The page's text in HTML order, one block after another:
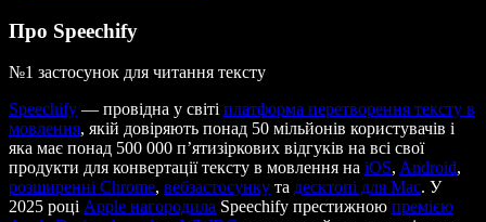
Про Speechify
№1 застосунок для читання тексту
Speechify — провідна у світі платформа перетворення тексту в
мовлення, якій довіряють понад 50 мільйонів користувачів і
яка має понад 500 000 п’ятизіркових відгуків на всі свої
продукти для конвертації тексту в мовлення на iOS, Android,
розширенні Chrome, вебзастосунку та десктопі для Mac. У
2025 році Apple нагородила Speechify престижною премією